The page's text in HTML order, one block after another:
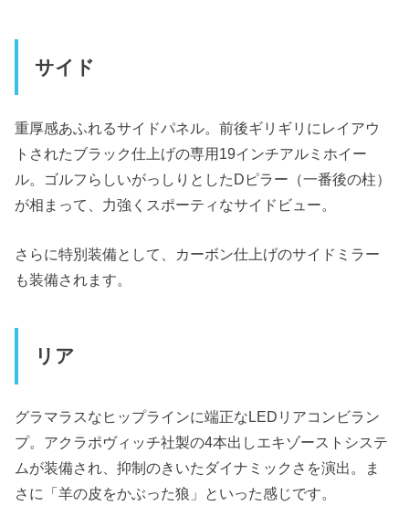
サイド
重厚感あふれるサイドパネル。前後ギリギリにレイアウ
トされたブラック仕上げの専用19インチアルミホイー
ル。ゴルフらしいがっしりとしたDピラー（一番後の柱）
が相まって、力強くスポーティなサイドビュー。
さらに特別装備として、カーボン仕上げのサイドミラー
も装備されます。
リア
グラマラスなヒップラインに端正なLEDリアコンビラン
プ。アクラポヴィッチ社製の4本出しエキゾーストシステ
ムが装備され、抑制のきいたダイナミックさを演出。ま
さに「羊の皮をかぶった狼」といった感じです。